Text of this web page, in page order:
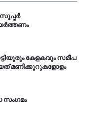
സൂപ്പർ
കേളകവും സമീപ
മണിക്കൂറുകളോളം